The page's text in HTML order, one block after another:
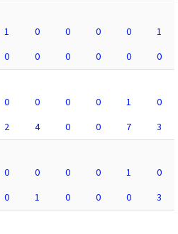
1 0 0 0 0
1
0 0 0 0 0
0
0 0 0 0 1
0
2 4 0 0 7
3
0 0 0 0 1
0
0 1 0 0 0
3